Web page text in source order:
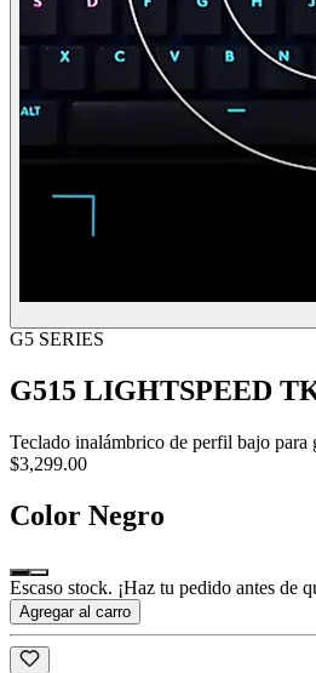
G5 SERIES
G515 LIGHTSPEED
Teclado inalámbrico de perfil bajo para
$3,299.00
Color Negro
Escaso stock. ¡Haz tu pedido antes de
Agregar al carro